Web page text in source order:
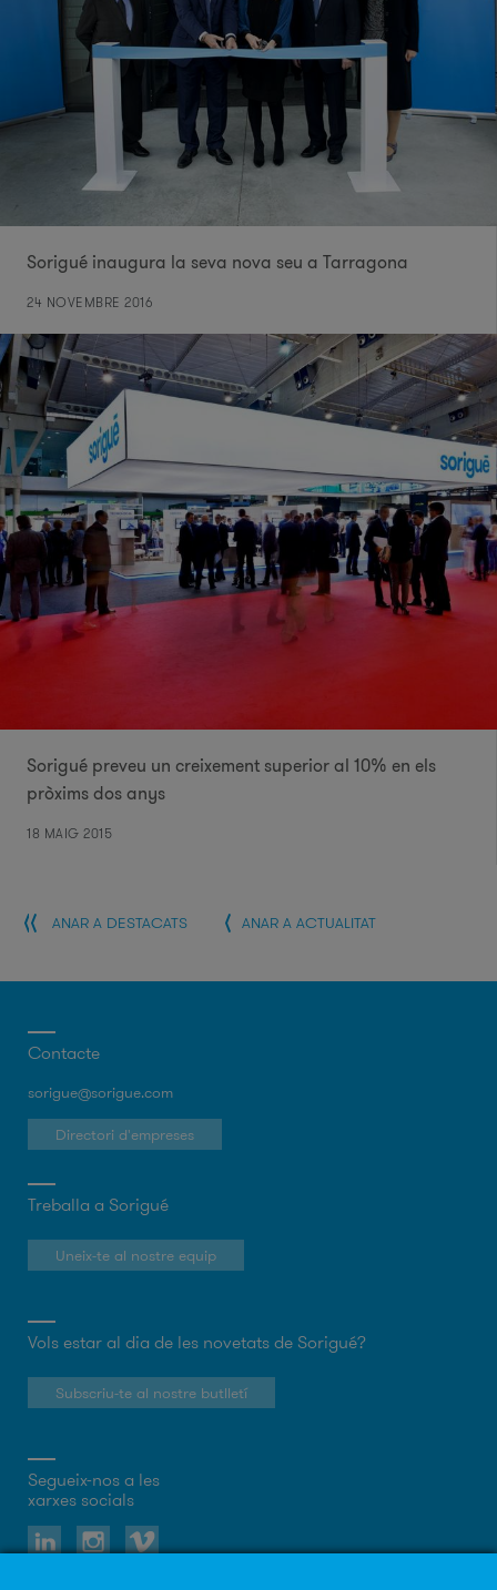
Sorigué inaugura la seva nova seu a Tarragona
24 NOVEMBRE 2016
Sorigué preveu un creixement superior al 10% en els
pròxims dos anys
18 MAIG 2015
ANAR A DESTACATS ANAR A ACTUALITAT
Contacte
sorigue@sorigue.com
Directori d'empreses
Treballa a Sorigué
Uneix-te al nostre equip
Vols estar al dia de les novetats de Sorigué?
Subscriu-te al nostre butlletí
Segueix-nos a les
xarxes socials